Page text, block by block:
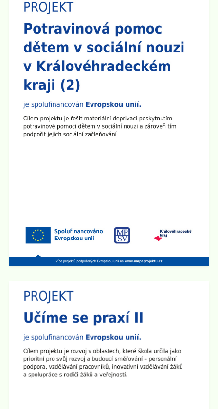
Dne 15.9. 2025 cca v 16:00 hod se po skončení
Plenární schůze SRPŠ budou konat třídní schůzky
jednotlivých tříd. Pokud dojde k malému zpoždění,
předem se omlouváme, učitelský sbor se půjde nejprve
představit do prvních a šestých tříd.
Zveřejněno: 8.9.2025
Plenární schůze SRPŠ
Dne 15.9. 2025 v 15:30 hod se v učebně 8.A na 2.
stupni školy koná Plenární schůze SRPŠ.
Schůzka pro rodiče budoucích prvňáčků
Rodičovská schůzka se uskuteční v úterý 3.6. 2025 v
15:30 hod v učebně 2.B na 1. stupni školy.
Den otevřených dveří na 2. stupni školy
Dne 29.4. od 15:00 do 17:30 hod zveme všechny
rodiče a přátele školy naDen otevřených dveří na 2.
stupni
. Ve třídách budou připraveny různé prezentace a
ukázky pomůcek. Den otevřených dveří chceme
zakončit společným opékáním na školním dvoře.
Všichni jste srdečně zváni!